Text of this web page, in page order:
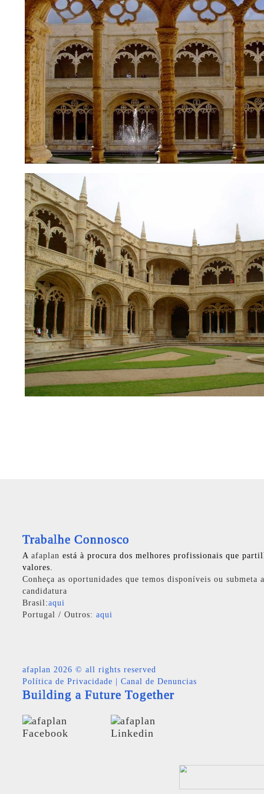
Trabalhe Connosco
A afaplan está à procura dos melhores profissionais que
valores.
Conheça as oportunidades que temos disponíveis ou submeta
candidatura
Brasil:aqui
Portugal / Outros: aqui
afaplan 2026 © all rights reserved
Política de Privacidade
Canal de Denuncias
Building a Future Together